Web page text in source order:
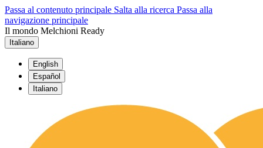
Passa al contenuto principale Salta alla ricerca Passa alla
navigazione principale
Il mondo Melchioni Ready
Italiano
English
Español
Italiano